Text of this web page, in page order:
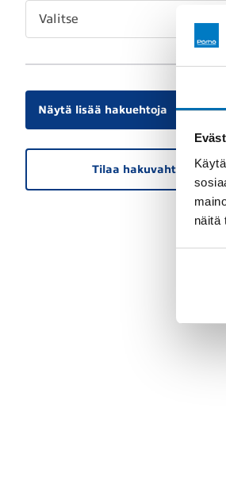
näitä
Valitse
Näytä lisää hakuehtoja
Tilaa hakuvahti